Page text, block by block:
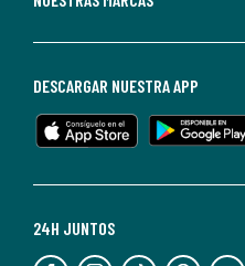
24H JUNTOS
DESCARGAR NUESTRA APP